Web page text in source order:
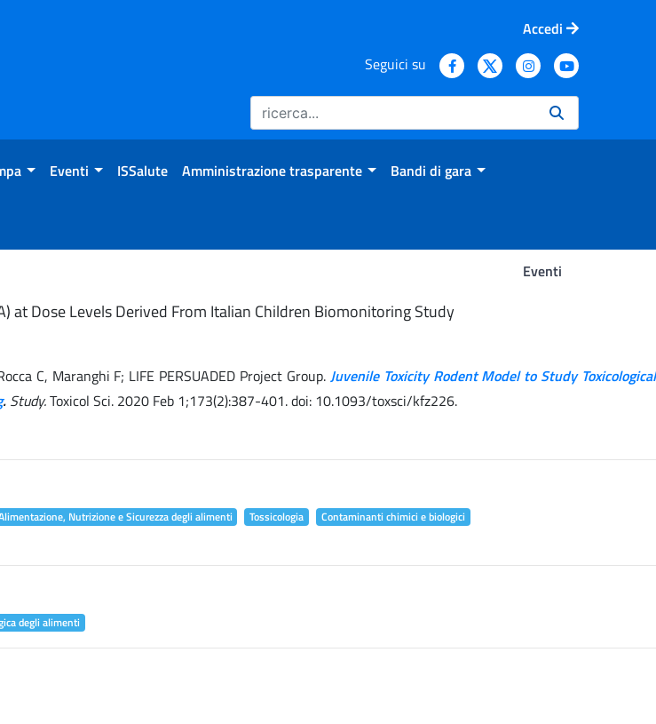
Accedi
Seguici su
Eventi ISSalute Amministrazione trasparente Bandi di gara
Eventi
at Dose Levels Derived From Italian Children Biomonitoring Study
C, Maranghi F; LIFE PERSUADED Project Group. Juvenile Toxicity Rodent Model to Study Toxicological
. Study.Toxicol Sci. 2020 Feb 1;173(2):387-401. doi: 10.1093/toxsci/kfz226.
Nutrizione e Sicurezza degli alimenti Tossicologia
Contaminanti chimici e biologici
degli alimenti